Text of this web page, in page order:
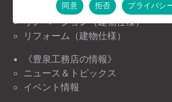
注文住宅（建物仕様）
リノベーション（建物仕様）
リフォーム（建物仕様）
《豊泉工務店の情報》
ニュース＆トピックス
イベント情報
同意
拒否 プライバシ